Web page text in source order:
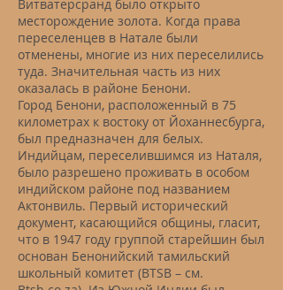
Витватерсранд было открыто
месторождение золота. Когда права
переселенцев в Натале были
отменены, многие из них переселились
туда. Значительная часть из них
оказалaсь в районе Бенони.
Город Бенони, расположенный в 75
километрах к востоку от Йоханнесбурга,
был предназначен для белых.
Индийцам, переселившимся из Наталя,
было разрешено проживать в особом
индийском районе под названием
Актонвиль. Первый исторический
документ, касающийся общины, гласит,
что в 1947 году группой старейшин был
основан Бенонийский тамильский
школьный комитет (BTSB – см.